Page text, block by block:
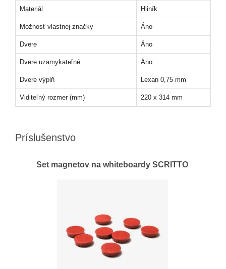
Materiál Hliník
Možnosť vlastnej značky Áno
Dvere Áno
Dvere uzamykateľné Áno
Dvere výplň Lexan 0,75 mm
Viditeľný rozmer (mm) 220 x 314 mm
Príslušenstvo
Set magnetov na whiteboardy SCRITTO